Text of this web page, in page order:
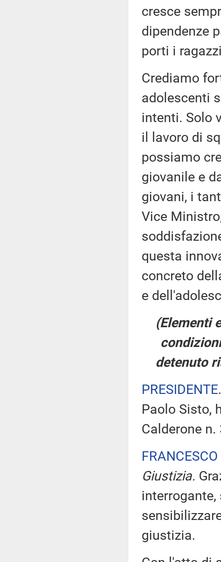
cresce
dipendenze
porti i
Crediamo
adolescenti
intenti. Solo
il lavoro di
possiamo
giovanile e
giovani, i
Vice
questa
concreto
e
(Elementi
detenuto
PRESIDENTE
Paolo Sisto,
Calderone n.
Giustizia.
giustizia.